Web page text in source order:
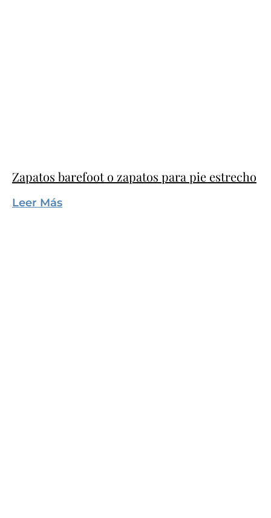
Zapatos barefoot o zapatos para pie estrecho
Leer Más